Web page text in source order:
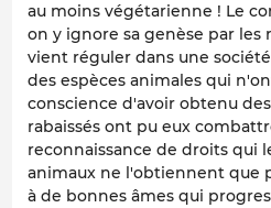
au moins végétarienne ! Le
on y ignore sa genèse par les
vient réguler dans une
des espèces animales qui
conscience d'avoir obtenu
rabaissés ont pu eux
reconnaissance de droits qui
animaux ne l'obtiennent que
à de bonnes âmes qui